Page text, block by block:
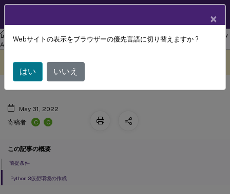
リナックス バーチャル デリバリー エージェント
Linux Virtual Delivery
Agent 2103
翻訳されています。
Python 3仮想環境の作成
May 31, 2022
寄稿者:
C C
この記事の概要
前提条件
Python 3仮想環境の作成
×
Webサイトの表示をブラウザーの優先言語に切り替えますか ?
はい いいえ